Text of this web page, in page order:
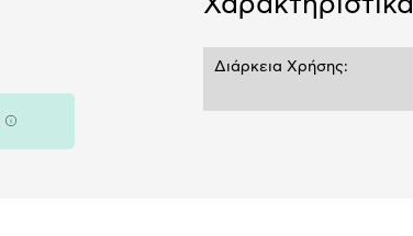
Πληροφορίες
Διάρκεια Χρήσης: